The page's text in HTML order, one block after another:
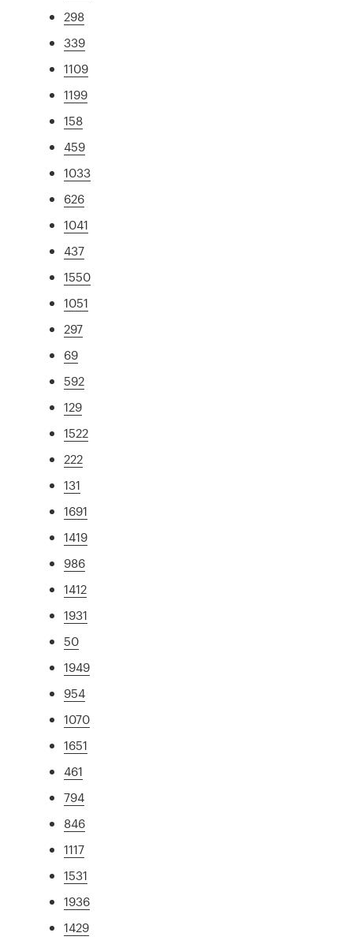
298
339
1109
1199
158
459
1033
626
1041
437
1550
1051
297
69
592
129
1522
222
131
1691
1419
986
1412
1931
50
1949
954
1070
1651
461
794
846
1117
1531
1936
1429